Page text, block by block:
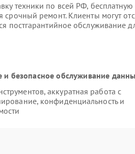
техники по всей РФ, бесплатную
ремонт. Клиенты могут
постгарантийное обслуживание
безопасное обслуживание
аккуратная работа с
конфиденциальность и